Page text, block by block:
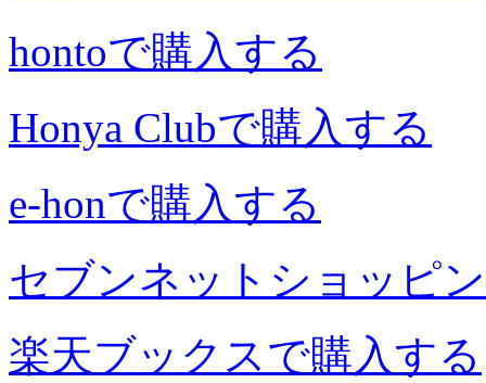
hontoで購入する
Honya Clubで購入する
e-honで購入する
セブンネットショッピ
楽天ブックスで購入する